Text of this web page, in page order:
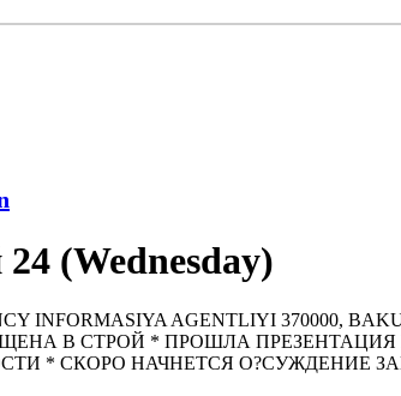
(Wednesday)
INFORMASIYA AGENTLIYI 370000, BAKU,
В СТРОЙ * ПРОШЛА
* СКОРО НАЧНЕТСЯ О?СУЖДЕНИЕ